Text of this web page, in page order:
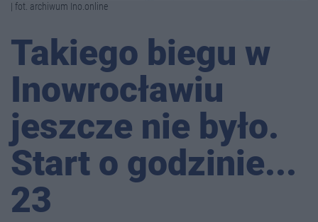
| fot. archiwum Ino.online
Takiego biegu w
Inowrocławiu
jeszcze nie było.
Start o godzinie...
23